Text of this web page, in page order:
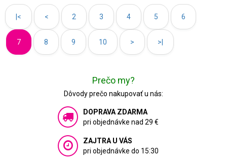
|< < 2 3 4 5 6
7 8 9 10 > >|
Prečo my?
Dôvody prečo nakupovať u nás:
DOPRAVA ZDARMA
pri objednávke nad 29 €
ZAJTRA U VÁS
pri objednávke do 15:30